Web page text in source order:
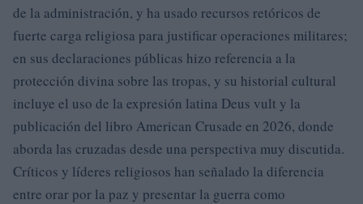
de la administración, y ha usado recursos retóricos de
fuerte carga religiosa para justificar operaciones militares;
en sus declaraciones públicas hizo referencia a la
protección divina sobre las tropas, y su historial cultural
incluye el uso de la expresión latina Deus vult y la
publicación del libro American Crusade en 2026, donde
aborda las cruzadas desde una perspectiva muy discutida.
Críticos y líderes religiosos han señalado la diferencia
entre orar por la paz y presentar la guerra como